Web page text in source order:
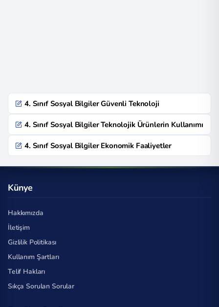
4. Sınıf Sosyal Bilgiler Güvenli Teknoloji
4. Sınıf Sosyal Bilgiler Teknolojik Ürünlerin Kullanımı
4. Sınıf Sosyal Bilgiler Ekonomik Faaliyetler
Künye
Hakkımızda
İletişim
Gizlilik Politikası
Kullanım Şartları
Telif Hakları
Sıkça Sorulan Sorular